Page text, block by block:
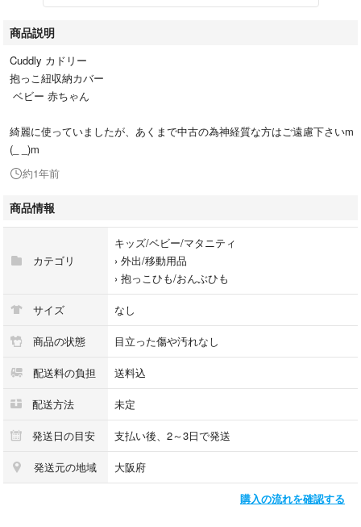
商品説明
Cuddly カドリー
抱っこ紐収納カバー
ベビー 赤ちゃん
綺麗に使っていましたが、あくまで中古の為神経質な方はご遠慮下さいm
(_ _)m
約1年前
商品情報
カテゴリ
キッズ/ベビー/マタニティ
› 外出/移動用品
› 抱っこひも/おんぶひも
サイズ なし
商品の状態 目立った傷や汚れなし
配送料の負担 送料込
配送方法 未定
発送日の目安 支払い後、2～3日で発送
発送元の地域 大阪府
購入の流れを確認する